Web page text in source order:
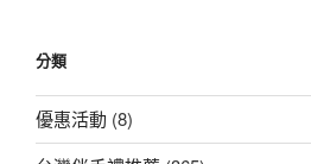
分類
優惠活動 (8)